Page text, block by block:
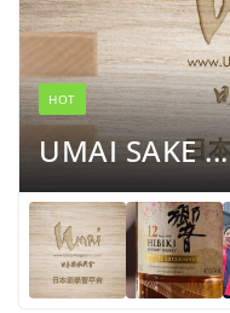
HOT
UMAI SAKE ...